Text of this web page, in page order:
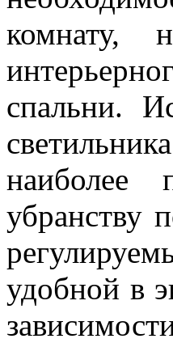
комнату,
спальни.
наиболее
убранству
удобной в